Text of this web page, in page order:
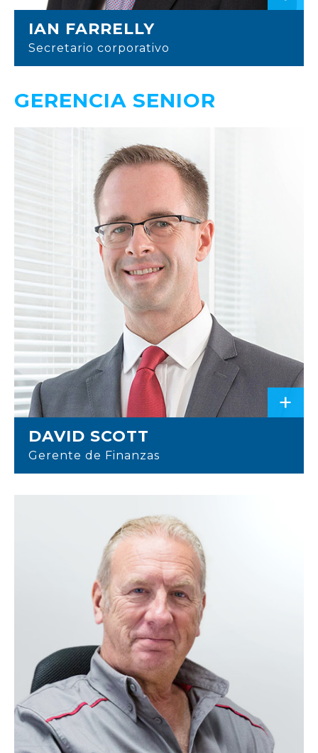
IAN FARRELLY
Secretario corporativo
GERENCIA SENIOR
+
DAVID SCOTT
Gerente de Finanzas